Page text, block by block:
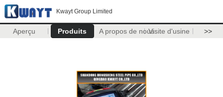
Kwayt Group Limited
Aperçu Produits A propos de nousVisite d'usine >>